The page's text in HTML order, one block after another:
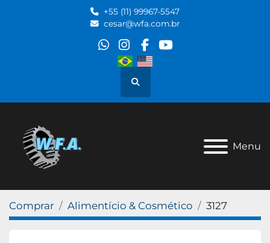
+55 (11) 99967-5547
cesar@wfa.com.br
whatsapp
instagram
facebook
youtube
Pesquisar
Menu
Comprar Alimentício & Cosmético 3127